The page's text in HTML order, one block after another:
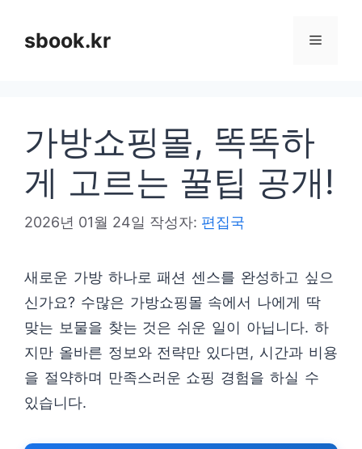
sbook.kr 메
가방쇼핑몰, 똑똑하
게 고르는 꿀팁 공개!
2026년 01월 24일 작성자: 편집국
새로운 가방 하나로 패션 센스를 완성하고 싶으
신가요? 수많은 가방쇼핑몰 속에서 나에게 딱
맞는 보물을 찾는 것은 쉬운 일이 아닙니다. 하
지만 올바른 정보와 전략만 있다면, 시간과 비용
을 절약하며 만족스러운 쇼핑 경험을 하실 수
있습니다.